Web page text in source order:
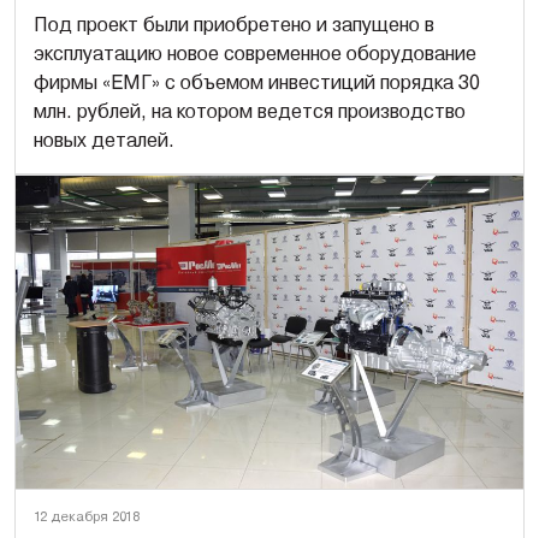
Под проект были приобретено и запущено в
эксплуатацию новое современное оборудование
фирмы «ЕМГ» с объемом инвестиций порядка 30
млн. рублей, на котором ведется производство
новых деталей.
12 декабря 2018